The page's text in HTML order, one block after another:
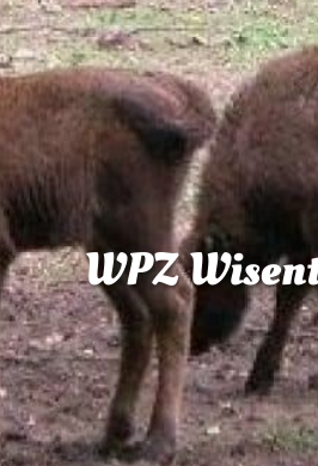
WPZ